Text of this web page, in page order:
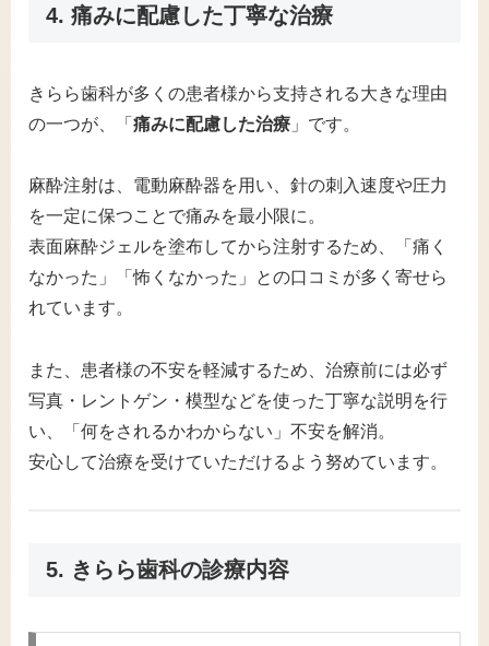
4. 痛みに配慮した丁寧な治療
きらら歯科が多くの患者様から支持される大きな理由
の一つが、「 痛みに配慮した治療 」です。
麻酔注射は、電動麻酔器を用い、針の刺入速度や圧力
を一定に保つことで痛みを最小限に。
表面麻酔ジェルを塗布してから注射するため、「痛く
なかった」「怖くなかった」との口コミが多く寄せら
れています。
また、患者様の不安を軽減するため、治療前には必ず
写真・レントゲン・模型などを使った丁寧な説明を行
い、「何をされるかわからない」不安を解消。
安心して治療を受けていただけるよう努めています。
5. きらら歯科の診療内容